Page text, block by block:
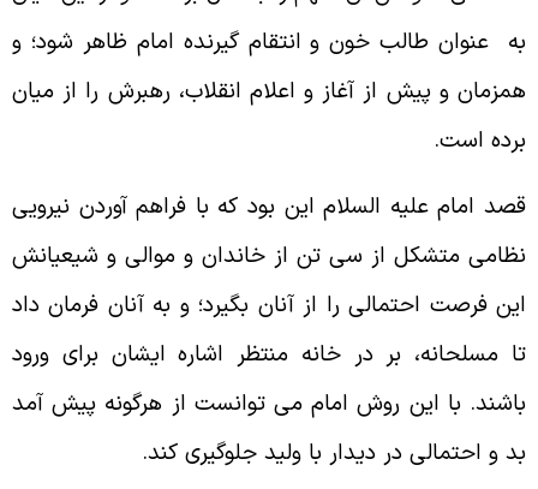
عنوان طالب خون و انتقام گيرنده امام ظاهر شود؛ و
و پيش از آغاز و اعلام انقلاب، رهبرش را از ميان
است.
امام عليه السلام اين بود كه با فراهم آوردن نيرويى
متشكل از سى تن از خاندان و موالى و شيعيانش
فرصت احتمالى را از آنان بگيرد؛ و به آنان فرمان داد
مسلحانه، بر در خانه منتظر اشاره ايشان براى ورود
با اين روش امام مى توانست از هرگونه پيش آمد
و احتمالى در ديدار با وليد جلوگيرى كند.